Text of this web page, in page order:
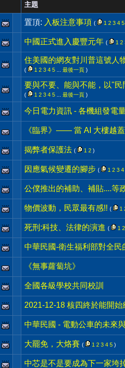
主題
置頂: 入板注意事項 ( 1 2 3 4 5
中國正式進入慶豐元年 ( 1 2
住美國的網友對川普這號人
( 1 2 3 4 5 最後一頁 )
要與不要、能與不能，以"
( 1 2 3 4 5 最後一頁 )
今日電力資訊 - 各機組發電
《臨界》—— 當 AI 大樓越
揭弊者保護法 ( 1 2 )
因應氣候變遷的腳步 ( 1 2 3 4
公僕推出的補助、補貼....等
物價波動，民眾最有感!! ( 1
死刑:科技、法律的演進 ( 1 2
中華民國-衛生福利部對全民
《無事蘿蔔坑》
全國各級學校共同校訓
2021-12-18 核四終於能開始
中華民國 - 電動公車的未來
大罷免，大烙賽 ( 1 2 3 4 5 )
中芯是不是要成為下一家垮